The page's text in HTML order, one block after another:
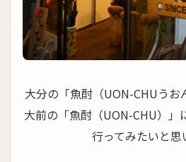
大分の「魚酎（UON-CHUうお
大前の「魚酎（UON-CHU）」
行ってみたいと思